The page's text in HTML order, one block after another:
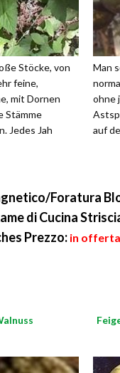
Stöcke, von
feine,
mit Dornen
Stämme
Jedes Jah
Man
ohne
auf
Foratura
di Cucina
Prezzo: in offerta